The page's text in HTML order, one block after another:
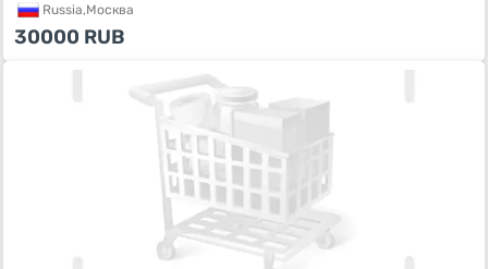
Russia,Москва
30000 RUB